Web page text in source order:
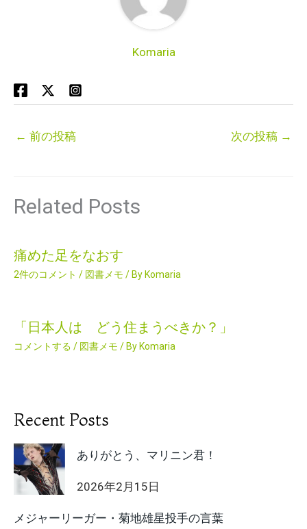
Komaria
← 前の投稿 次の投稿 →
Related Posts
痛めた足をなおす
2件のコメント / 図書メモ / By Komaria
「日本人は どう住まうべきか？」
コメントする / 図書メモ / By Komaria
Recent Posts
ありがとう、マリニン君！
2026年2月15日
メジャーリーガー・菊地雄星投手の言葉